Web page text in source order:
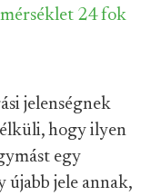
24 fok
jelenségnek
hogy ilyen
egy
újabb jele annak,